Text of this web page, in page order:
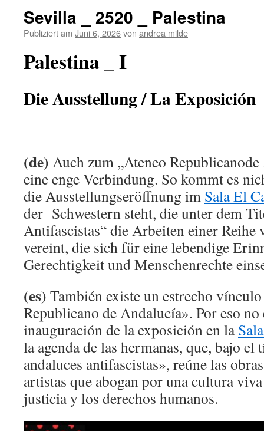
Sevilla _ 2520 _ Palestina
Publiziert am Juni 6, 2026von andrea milde
Palestina _ I
Die Ausstellung / La Exposición
(de) Auch zum „Ateneo
eine enge Verbindung. So kommt es
die Ausstellungseröffnung im Sala El
der Schwestern steht, die unter dem
Antifascistas“ die Arbeiten einer Reihe
vereint, die sich für eine lebendige
Gerechtigkeit und Menschenrechte
(es) También existe un estrecho
Republicano de Andalucía». Por eso no
inauguración de la exposición en la
la agenda de las hermanas, que, bajo
andaluces antifascistas», reúne las
artistas que abogan por una cultura
justicia y los derechos humanos.